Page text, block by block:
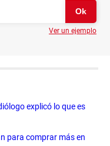
Ver un ejemplo
explicó lo que es
para comprar más en